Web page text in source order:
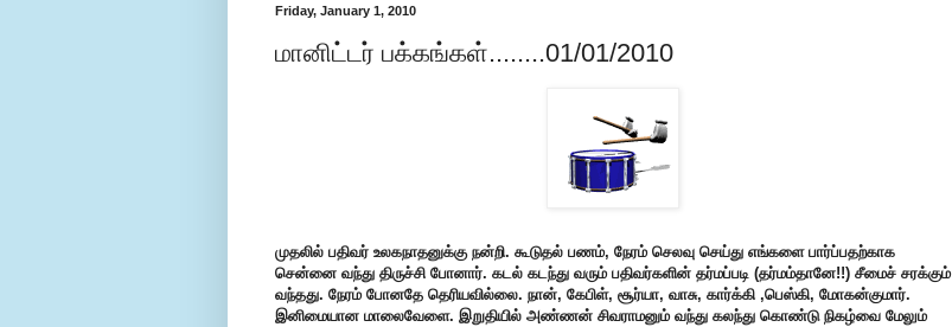
Friday, January 1, 2010
மானிட்டர் பக்கங்கள்........01/01/2010
முதலில் பதிவர் உலகநாதனுக்கு நன்றி. கூடுதல் பணம், நேரம் செலவு செய்து எங்களை பார்ப்பதற்காக
சென்னை வந்து திருச்சி போனார். கடல் கடந்து வரும் பதிவர்களின் தர்மப்படி (தர்மம்தானே!!) சீமைச் சரக்கும்
வந்தது. நேரம் போனதே தெரியவில்லை. நான், கேபிள், சூர்யா, வாசு, கார்க்கி ,பெஸ்கி, மோகன்குமார்.
இனிமையான மாலைவேளை. இறுதியில் அண்ணன் சிவராமனும் வந்து கலந்து கொண்டு நிகழ்வை மேலும்